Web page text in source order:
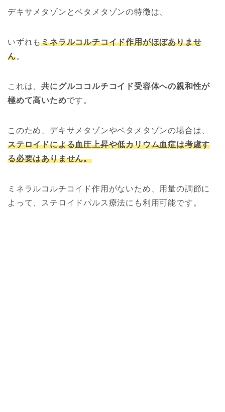
デキサメタゾンとベタメタゾンの特徴は、
いずれもミネラルコルチコイド作用がほぼありませ
ん。
これは、共にグルココルチコイド受容体への親和性が
極めて高いためです。
このため、デキサメタゾンやベタメタゾンの場合は、
ステロイドによる血圧上昇や低カリウム血症は考慮す
る必要はありません。
ミネラルコルチコイド作用がないため、用量の調節に
よって、ステロイドパルス療法にも利用可能です。